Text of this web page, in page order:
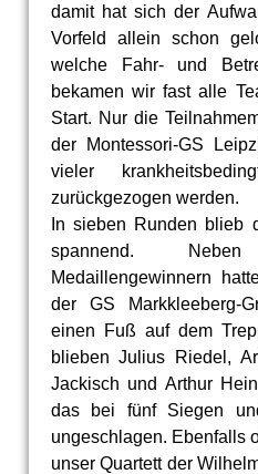
damit hat sich der
Vorfeld allein schon
welche Fahr- und
bekamen wir fast alle
Start. Nur die
der Montessori-GS
vieler
zurückgezogen werden.
In sieben Runden blieb
spannend.
Medaillengewinnern
der GS Markkleeberg-
einen Fuß auf dem
blieben Julius Riedel,
Jackisch und Arthur
das bei fünf Siegen
ungeschlagen. Ebenfalls
unser Quartett der